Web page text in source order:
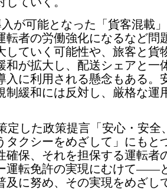
可能となった「貨客混載
転者の労働強化になるなど問
していく可能性や、旅客と貨
和が拡大し、配送シェアと一
入に利用される懸念もある。
制緩和には反対し、厳格な運
定した政策提言「安心・安全
タクシーをめざして」にも
確保、それを担保する運転者
運転免許の実現にむけて――
及に努め、その実現をめざし